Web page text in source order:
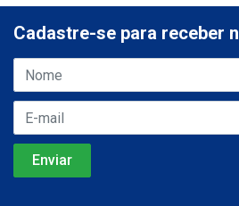
Cadastre-se para receber